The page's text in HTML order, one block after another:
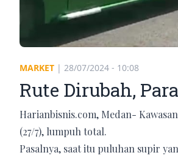
MARKET | 28/07/2024 - 10:08
Rute Dirubah,
Harianbisnis.com, Medan-
(27/7), lumpuh total.
Pasalnya, saat itu puluhan supir